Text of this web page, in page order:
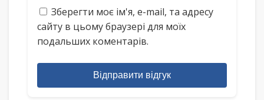
Зберегти моє ім'я, e-mail, та адресу
сайту в цьому браузері для моїх
подальших коментарів.
Відправити відгук